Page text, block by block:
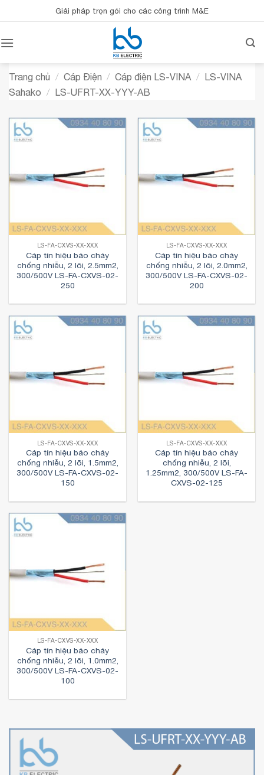
qua
dung
Giải pháp trọn gói cho các công trình M&E
Trang chủ / Cáp Điện / Cáp điện LS-VINA / LS-VINA
Sahako / LS-UFRT-XX-YYY-AB
LS-FA-CXVS-XX-XXX
Cáp tín hiệu báo cháy
chống nhiễu, 2 lõi, 2.5mm2,
300/500V LS-FA-CXVS-02-
250
LS-FA-CXVS-XX-XXX
Cáp tín hiệu báo cháy
chống nhiễu, 2 lõi, 2.0mm2,
300/500V LS-FA-CXVS-02-
200
LS-FA-CXVS-XX-XXX
Cáp tín hiệu báo cháy
chống nhiễu, 2 lõi, 1.5mm2,
300/500V LS-FA-CXVS-02-
150
LS-FA-CXVS-XX-XXX
Cáp tín hiệu báo cháy
chống nhiễu, 2 lõi,
1.25mm2, 300/500V LS-FA-
CXVS-02-125
LS-FA-CXVS-XX-XXX
Cáp tín hiệu báo cháy
chống nhiễu, 2 lõi, 1.0mm2,
300/500V LS-FA-CXVS-02-
100